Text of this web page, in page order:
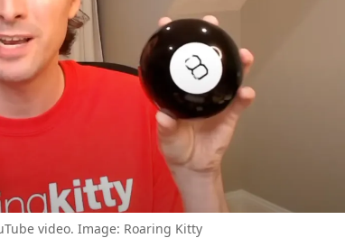
video. Image: Roaring Kitty